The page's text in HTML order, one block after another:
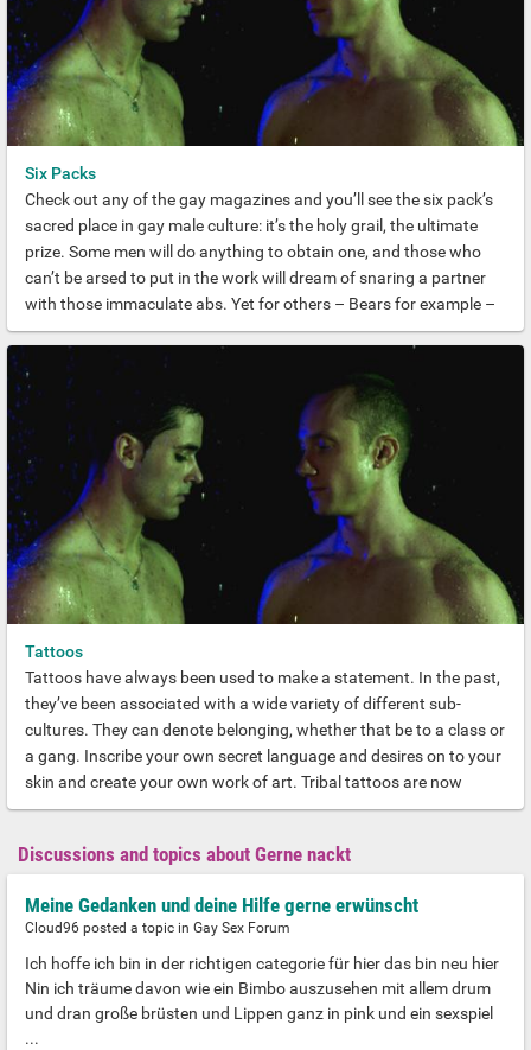
Six Packs
Check out any of the gay magazines and you’ll see the six pack’s
sacred place in gay male culture: it’s the holy grail, the ultimate
prize. Some men will do anything to obtain one, and those who
can’t be arsed to put in the work will dream of snaring a partner
with those immaculate abs. Yet for others – Bears for example –
the idea of the six pack is foul. They want mounds of succulent
body fascism that stifles women – are less obsessed with it all.
Sometimes you can’t help but think they’ve got the right idea!
Tattoos
Tattoos have always been used to make a statement. In the past,
they’ve been associated with a wide variety of different sub-
cultures. They can denote belonging, whether that be to a class or
a gang. Inscribe your own secret language and desires on to your
skin and create your own work of art. Tribal tattoos are now
particularly popular with gay men, and some are more inventive
with an ancient language daubed on your torso, or utterly blatant
Discussions and topics about Gerne nackt
Meine Gedanken und deine Hilfe gerne erwünscht
Cloud96 posted a topic in Gay Sex Forum
Ich hoffe ich bin in der richtigen categorie für hier das bin neu hier
Nin ich träume davon wie ein Bimbo auszusehen mit allem drum
und dran große brüsten und Lippen ganz in pink und ein sexspiel
...